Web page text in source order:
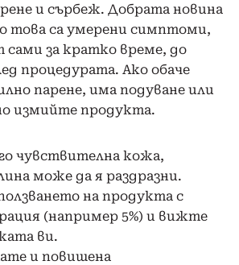
и сърбеж. Добрата новина
това са умерени симптоми,
сами за кратко време, до
процедурата. Ако обаче
парене, има подуване или
измийте продукта.
чувствителна кожа,
може да я раздразни.
на продукта с
(например 5%) и вижте
ви.
и повишена